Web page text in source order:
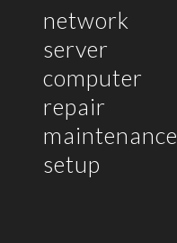
network
server
computer
repair
maintenance
setup